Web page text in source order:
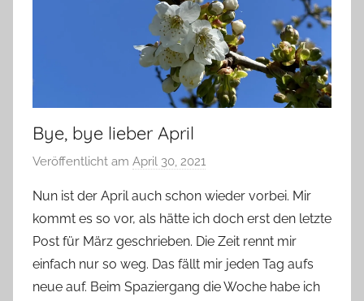
Bye, bye lieber April
Veröffentlicht am April 30, 2021
n
Y
v
o
n
Nun ist der April auch schon wieder vorbei. Mir
kommt es so vor, als hätte ich doch erst den letzte
Post für März geschrieben. Die Zeit rennt mir
einfach nur so weg. Das fällt mir jeden Tag aufs
neue auf. Beim Spaziergang die Woche habe ich